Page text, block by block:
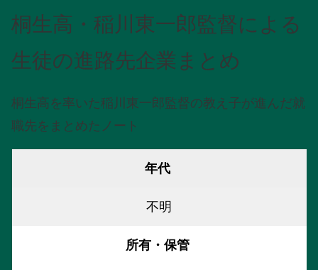
桐生高・稲川東一郎監督による
生徒の進路先企業まとめ
桐生高を率いた稲川東一郎監督の教え子が進んだ就
職先をまとめたノート
年代
不明
所有・保管